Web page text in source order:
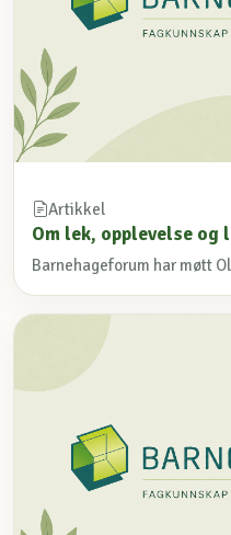
Artikkel
Om lek, opplevelse
Barnehageforum har møtt